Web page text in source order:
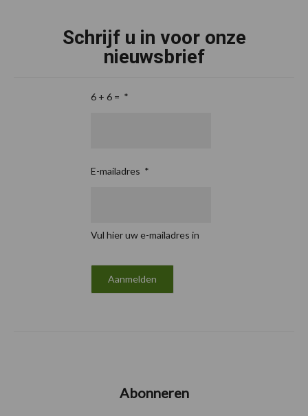
Schrijf u in voor onze
nieuwsbrief
6 + 6 = *
E-mailadres *
Vul hier uw e-mailadres in
Abonneren